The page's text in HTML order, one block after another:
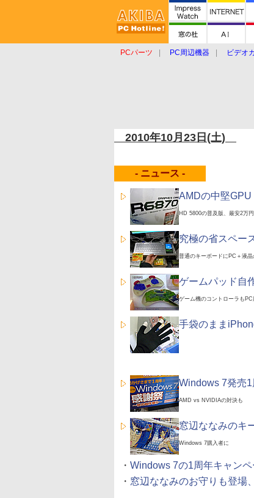
PCパーツ PC周辺機器 ビデオ
2010年10月23日(土)
- ニュース -
AMDの中堅
HD 5800の普及版、最安2万円
究極の省スペー
普通のキーボードにPC＋液
ゲームパッド自
ゲーム機のコントローラも
手袋のまま
Windows 7発売
AMD vs NVIDIAの対決も
窓辺ななみのキ
Windows 7購入者に
・ Windows 7の1周年キャン
・ 窓辺ななみのお守りも登場